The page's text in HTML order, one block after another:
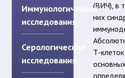
(ВИЧ), в
них
Т-
Иммунологические
исследования
Серологические
исследования